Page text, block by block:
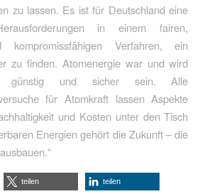
zu lassen. Es ist für Deutschland eine
in einem fairen,
kompromissfähigen Verfahren, ein
zu finden. Atomenergie war und wird
günstig und sicher sein. Alle
für Atomkraft lassen Aspekte
und Kosten unter den Tisch
Energien gehört die Zukunft – die
teilen teilen